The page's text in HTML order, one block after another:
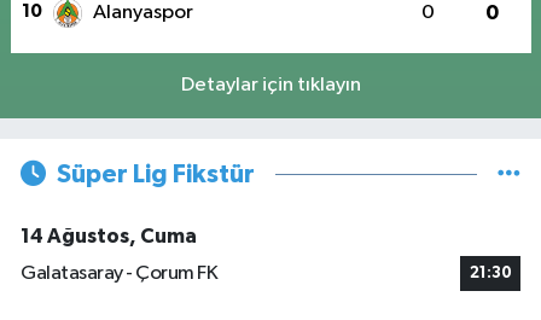
10 Alanyaspor 0 0
Detaylar için tıklayın
Süper Lig Fikstür
14 Ağustos, Cuma
Galatasaray - Çorum FK
21:30